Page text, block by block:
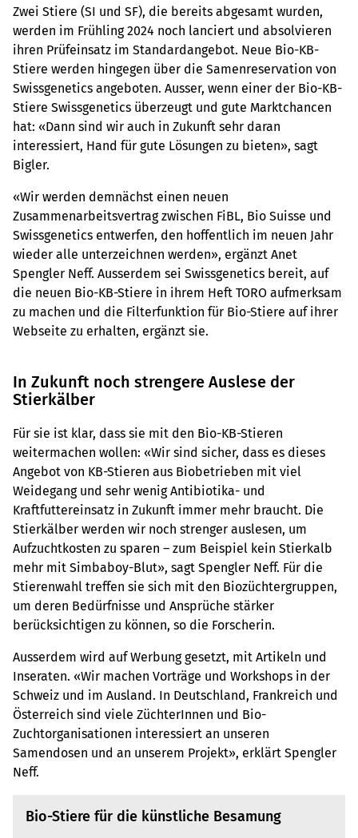
Zwei Stiere (SI und SF), die bereits abgesamt wurden,
werden im Frühling 2024 noch lanciert und absolvieren
ihren Prüfeinsatz im Standardangebot. Neue Bio-KB-
Stiere werden hingegen über die Samenreservation von
Swissgenetics angeboten. Ausser, wenn einer der Bio-KB-
Stiere Swissgenetics überzeugt und gute Marktchancen
hat: «Dann sind wir auch in Zukunft sehr daran
interessiert, Hand für gute Lösungen zu bieten», sagt
Bigler.
«Wir werden demnächst einen neuen
Zusammenarbeitsvertrag zwischen FiBL, Bio Suisse und
Swissgenetics entwerfen, den hoffentlich im neuen Jahr
wieder alle unterzeichnen werden», ergänzt Anet
Spengler Neff. Ausserdem sei Swissgenetics bereit, auf
die neuen Bio-KB-Stiere in ihrem Heft TORO aufmerksam
zu machen und die Filterfunktion für Bio-Stiere auf ihrer
Webseite zu erhalten, ergänzt sie.
In Zukunft noch strengere Auslese der
Stierkälber
Für sie ist klar, dass sie mit den Bio-KB-Stieren
weitermachen wollen: «Wir sind sicher, dass es dieses
Angebot von KB-Stieren aus Biobetrieben mit viel
Weidegang und sehr wenig Antibiotika- und
Kraftfuttereinsatz in Zukunft immer mehr braucht. Die
Stierkälber werden wir noch strenger auslesen, um
Aufzuchtkosten zu sparen – zum Beispiel kein Stierkalb
mehr mit Simbaboy-Blut», sagt Spengler Neff. Für die
Stierenwahl treffen sie sich mit den Biozüchtergruppen,
um deren Bedürfnisse und Ansprüche stärker
berücksichtigen zu können, so die Forscherin.
Ausserdem wird auf Werbung gesetzt, mit Artikeln und
Inseraten. «Wir machen Vorträge und Workshops in der
Schweiz und im Ausland. In Deutschland, Frankreich und
Österreich sind viele ZüchterInnen und Bio-
Zuchtorganisationen interessiert an unseren
Samendosen und an unserem Projekt», erklärt Spengler
Neff.
Bio-Stiere für die künstliche Besamung